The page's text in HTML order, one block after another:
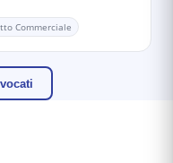
Commerciale